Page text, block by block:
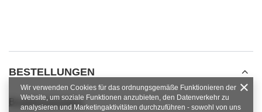
BESTELLUNGEN
Bestellungsstatus
Wir verwenden Cookies für das ordnungsgemäße Funktionieren der
Website, um soziale Funktionen anzubieten, den Datenverkehr zu
analysieren und Marketingaktivitäten durchzuführen - sowohl von uns